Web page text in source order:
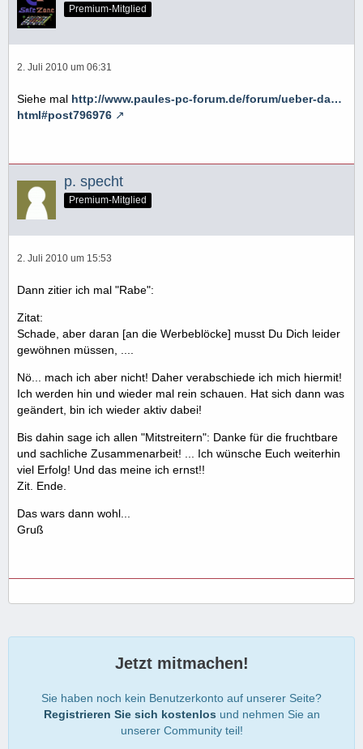
Premium-Mitglied
2. Juli 2010 um 06:31
Siehe mal http://www.paules-pc-forum.de/forum/ueber-da…
html#post796976
p. specht
Premium-Mitglied
2. Juli 2010 um 15:53
Dann zitier ich mal "Rabe":
Zitat:
Schade, aber daran [an die Werbeblöcke] musst Du Dich leider
gewöhnen müssen, ....
Nö... mach ich aber nicht! Daher verabschiede ich mich hiermit!
Ich werden hin und wieder mal rein schauen. Hat sich dann was
geändert, bin ich wieder aktiv dabei!
Bis dahin sage ich allen "Mitstreitern": Danke für die fruchtbare
und sachliche Zusammenarbeit! ... Ich wünsche Euch weiterhin
viel Erfolg! Und das meine ich ernst!!
Zit. Ende.
Das wars dann wohl...
Gruß
Jetzt mitmachen!
Sie haben noch kein Benutzerkonto auf unserer Seite?
Registrieren Sie sich kostenlos und nehmen Sie an
unserer Community teil!